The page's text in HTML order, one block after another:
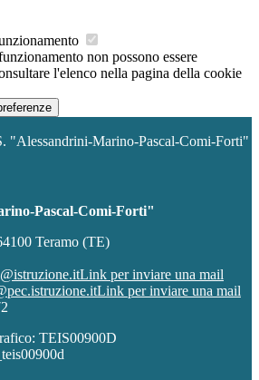
non possono essere
l'elenco nella pagina della cookie
"Alessandrini-Marino-Pascal-Comi-Forti"
Pascal-Comi-Forti"
Teramo (TE)
Link per inviare una mail
Link per inviare una mail
TEIS00900D